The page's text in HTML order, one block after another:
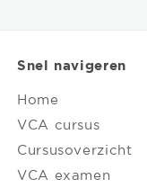
Snel navigeren
Home
VCA cursus
Cursusoverzicht
VCA examen